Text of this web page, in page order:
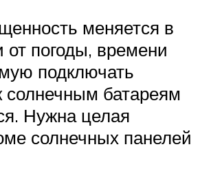
меняется в
от погоды, времени
подключать
солнечным батареям
Нужна целая
солнечных панелей